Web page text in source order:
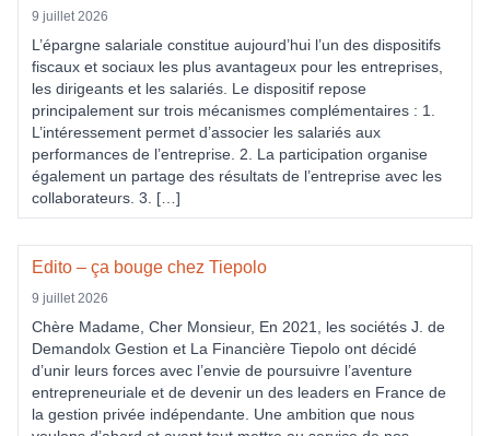
9 juillet 2026
L’épargne salariale constitue aujourd’hui l’un des dispositifs
fiscaux et sociaux les plus avantageux pour les entreprises,
les dirigeants et les salariés. Le dispositif repose
principalement sur trois mécanismes complémentaires : 1.
L’intéressement permet d’associer les salariés aux
performances de l’entreprise. 2. La participation organise
également un partage des résultats de l’entreprise avec les
collaborateurs. 3. […]
Edito – ça bouge chez Tiepolo
9 juillet 2026
Chère Madame, Cher Monsieur, En 2021, les sociétés J. de
Demandolx Gestion et La Financière Tiepolo ont décidé
d’unir leurs forces avec l’envie de poursuivre l’aventure
entrepreneuriale et de devenir un des leaders en France de
la gestion privée indépendante. Une ambition que nous